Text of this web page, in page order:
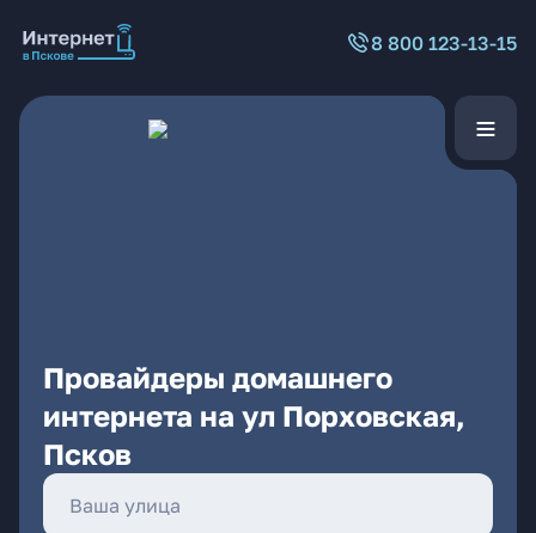
8 800 123-13-15
Провайдеры домашнего
интернета на ул Порховская,
Псков